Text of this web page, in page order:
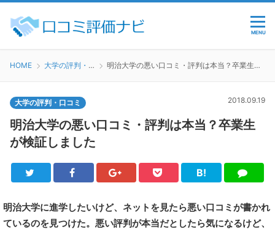
MENU
HOME 大学の評判・口コミ 明治大学の悪い口コミ・評判は本当？卒業生が検証しました
大学の評判・口コミ 2018.09.19
明治大学の悪い口コミ・評判は本当？卒業生
が検証しました
Twitter FacebookGoogle+Pocket
B!
は
ブ
LINE
明治大学に進学したいけど、ネットを見たら悪い口コミが書かれ
ているのを見つけた。悪い評判が本当だとしたら気になるけど、